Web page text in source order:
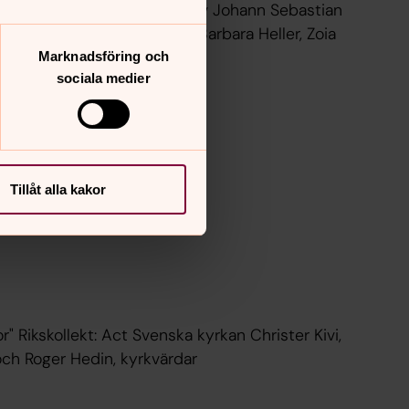
Marknadsföring och
sociala medier
Tillåt alla kakor
ett universum Musik av Johann Sebastian
Act Svenska kyrkan Christer Kivi,
Roger Hedin, kyrkvärdar